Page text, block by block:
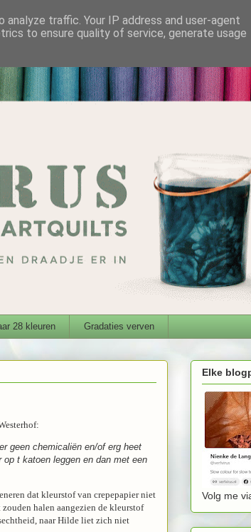
28 kleuren Gradaties verven
geen chemicaliën en/of erg heet
t katoen leggen en dan met een
dat kleurstof van crepepapier niet
halen aangezien de kleurstof
naar Hilde liet zich niet
Elke
Volg me
traffic. Your IP address and user-agent
to ensure quality of service, generate usage